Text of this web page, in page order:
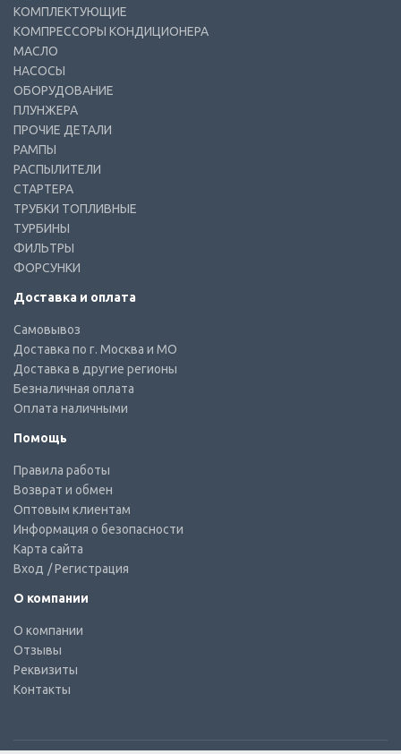
КОМПЛЕКТУЮЩИЕ
КОМПРЕССОРЫ КОНДИЦИОНЕРА
МАСЛО
НАСОСЫ
ОБОРУДОВАНИЕ
ПЛУНЖЕРА
ПРОЧИЕ ДЕТАЛИ
РАМПЫ
РАСПЫЛИТЕЛИ
СТАРТЕРА
ТРУБКИ ТОПЛИВНЫЕ
ТУРБИНЫ
ФИЛЬТРЫ
ФОРСУНКИ
Доставка и оплата
Самовывоз
Доставка по г. Москва и МО
Доставка в другие регионы
Безналичная оплата
Оплата наличными
Помощь
Правила работы
Возврат и обмен
Оптовым клиентам
Информация о безопасности
Карта сайта
Вход / Регистрация
О компании
О компании
Отзывы
Реквизиты
Контакты